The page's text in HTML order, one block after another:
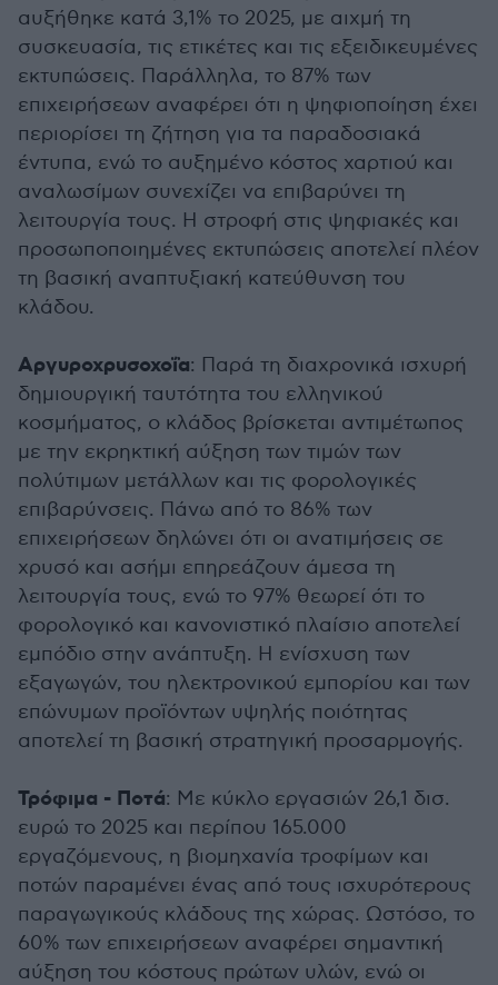
αυξήθηκε κατά 3,1% το 2025, με αιχμή τη
συσκευασία, τις ετικέτες και τις εξειδικευμένες
εκτυπώσεις. Παράλληλα, το 87% των
επιχειρήσεων αναφέρει ότι η ψηφιοποίηση έχει
περιορίσει τη ζήτηση για τα παραδοσιακά
έντυπα, ενώ το αυξημένο κόστος χαρτιού και
αναλωσίμων συνεχίζει να επιβαρύνει τη
λειτουργία τους. Η στροφή στις ψηφιακές και
προσωποποιημένες εκτυπώσεις αποτελεί πλέον
τη βασική αναπτυξιακή κατεύθυνση του
κλάδου.
Αργυροχρυσοχοΐα: Παρά τη διαχρονικά ισχυρή
δημιουργική ταυτότητα του ελληνικού
κοσμήματος, ο κλάδος βρίσκεται αντιμέτωπος
με την εκρηκτική αύξηση των τιμών των
πολύτιμων μετάλλων και τις φορολογικές
επιβαρύνσεις. Πάνω από το 86% των
επιχειρήσεων δηλώνει ότι οι ανατιμήσεις σε
χρυσό και ασήμι επηρεάζουν άμεσα τη
λειτουργία τους, ενώ το 97% θεωρεί ότι το
φορολογικό και κανονιστικό πλαίσιο αποτελεί
εμπόδιο στην ανάπτυξη. Η ενίσχυση των
εξαγωγών, του ηλεκτρονικού εμπορίου και των
επώνυμων προϊόντων υψηλής ποιότητας
αποτελεί τη βασική στρατηγική προσαρμογής.
Τρόφιμα - Ποτά: Με κύκλο εργασιών 26,1 δισ.
ευρώ το 2025 και περίπου 165.000
εργαζόμενους, η βιομηχανία τροφίμων και
ποτών παραμένει ένας από τους ισχυρότερους
παραγωγικούς κλάδους της χώρας. Ωστόσο, το
60% των επιχειρήσεων αναφέρει σημαντική
αύξηση του κόστους πρώτων υλών, ενώ οι